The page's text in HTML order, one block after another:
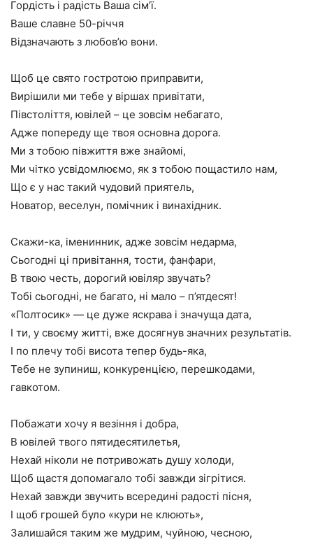
Гордість і радість Ваша сім’ї.
Ваше славне 50-річчя
Відзначають з любов’ю вони.
Щоб це свято гостротою приправити,
Вирішили ми тебе у віршах привітати,
Півстоліття, ювілей – це зовсім небагато,
Адже попереду ще твоя основна дорога.
Ми з тобою півжиття вже знайомі,
Ми чітко усвідомлюємо, як з тобою пощастило нам,
Що є у нас такий чудовий приятель,
Новатор, веселун, помічник і винахідник.
Скажи-ка, іменинник, адже зовсім недарма,
Сьогодні ці привітання, тости, фанфари,
В твою честь, дорогий ювіляр звучать?
Тобі сьогодні, не багато, ні мало – п’ятдесят!
«Полтосик» — це дуже яскрава і значуща дата,
І ти, у своєму житті, вже досягнув значних результатів.
І по плечу тобі висота тепер будь-яка,
Тебе не зупиниш, конкуренцією, перешкодами,
гавкотом.
Побажати хочу я везіння і добра,
В ювілей твого пятидесятилетья,
Нехай ніколи не потривожать душу холоди,
Щоб щастя допомагало тобі завжди зігрітися.
Нехай завжди звучить всередині радості пісня,
І щоб грошей було «кури не клюють»,
Залишайся таким же мудрим, чуйною, чесною,